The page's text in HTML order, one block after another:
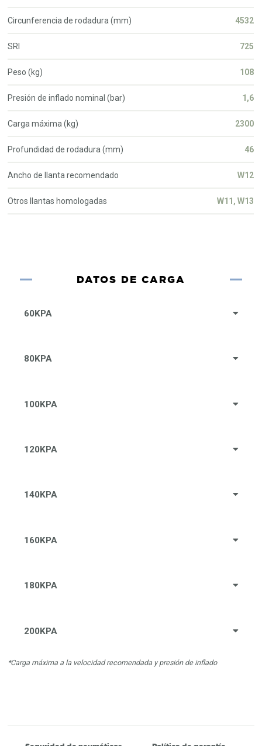
Circunferencia de rodadura (mm) 4532
SRI 725
Peso (kg) 108
Presión de inflado nominal (bar) 1,6
Carga máxima (kg) 2300
Profundidad de rodadura (mm) 46
Ancho de llanta recomendado W12
Otros llantas homologadas W11, W13
DATOS DE CARGA
60KPA
80KPA
100KPA
120KPA
140KPA
160KPA
180KPA
200KPA
*Carga máxima a la velocidad recomendada y presión de inflado